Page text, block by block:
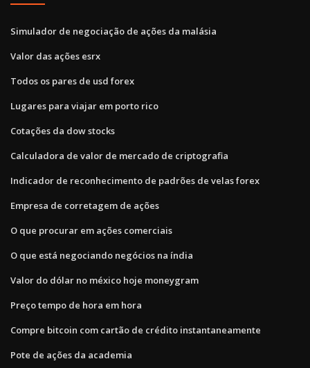
Simulador de negociação de ações da malásia
Valor das ações esrx
Todos os pares de usd forex
Lugares para viajar em porto rico
Cotações da dow stocks
Calculadora de valor de mercado de criptografia
Indicador de reconhecimento de padrões de velas forex
Empresa de corretagem de ações
O que procurar em ações comerciais
O que está negociando negócios na índia
Valor do dólar no méxico hoje moneygram
Preço tempo de hora em hora
Compre bitcoin com cartão de crédito instantaneamente
Pote de ações da academia